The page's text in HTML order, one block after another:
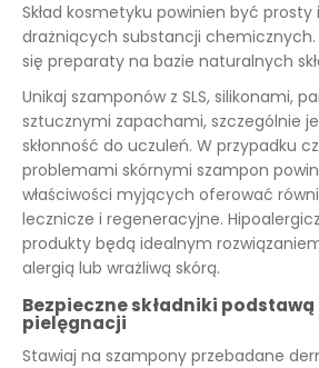
Skład kosmetyku powinien być prosty
drażniących substancji chemicznych.
się preparaty na bazie naturalnych
Unikaj szamponów z SLS, silikonami,
sztucznymi zapachami, szczególnie
skłonność do uczuleń. W przypadku
problemami skórnymi szampon
właściwości myjących oferować
lecznicze i regeneracyjne.
produkty będą idealnym
alergią lub wrażliwą skórą.
Bezpieczne składniki
pielęgnacji
Stawiaj na szampony przebadane